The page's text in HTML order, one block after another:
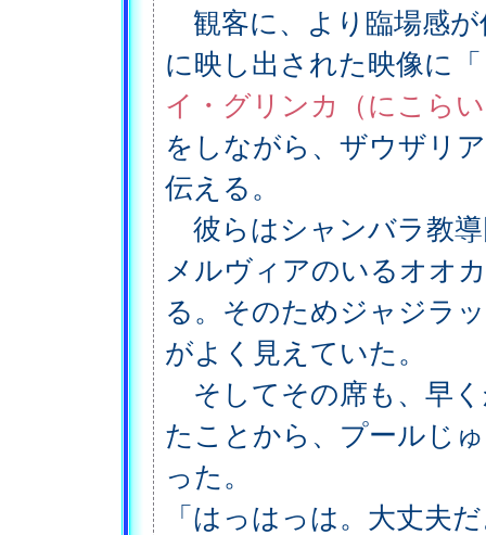
観客に、より臨場感
に映し出された映像に
イ・グリンカ（にこら
をしながら、ザウザリ
伝える。
彼らはシャンバラ教
メルヴィアのいるオオ
る。そのためジャジラ
がよく見えていた。
そしてその席も、早
たことから、プールじ
った。
「はっはっは。大丈夫